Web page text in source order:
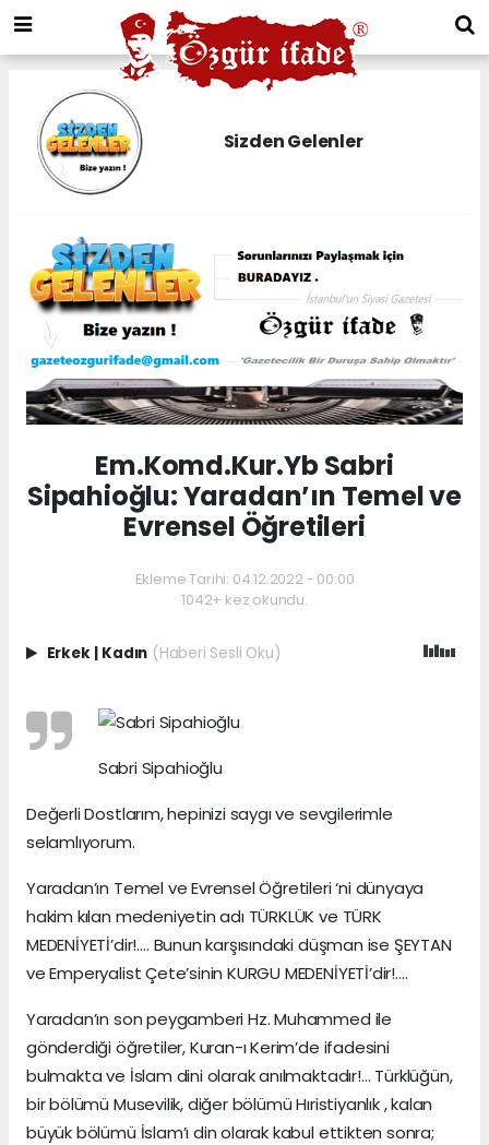
Sizden Gelenler
Em.Komd.Kur.Yb Sabri
Sipahioğlu: Yaradan’ın Temel ve
Evrensel Öğretileri
Ekleme Tarihi: 04.12.2022 - 00:00
1042+ kez okundu.
Erkek | Kadın (Haberi Sesli Oku)
Sabri Sipahioğlu
Değerli Dostlarım, hepinizi saygı ve sevgilerimle
selamlıyorum.
Yaradan’ın Temel ve Evrensel Öğretileri ‘ni dünyaya
hakim kılan medeniyetin adı TÜRKLÜK ve TÜRK
MEDENİYETİ’dir!…. Bunun karşısındaki düşman ise ŞEYTAN
ve Emperyalist Çete’sinin KURGU MEDENİYETİ’dir!….
Yaradan’ın son peygamberi Hz. Muhammed ile
gönderdiği öğretiler, Kuran-ı Kerim’de ifadesini
bulmakta ve İslam dini olarak anılmaktadır!… Türklüğün,
bir bölümü Musevilik, diğer bölümü Hıristiyanlık , kalan
büyük bölümü İslam’ı din olarak kabul ettikten sonra;